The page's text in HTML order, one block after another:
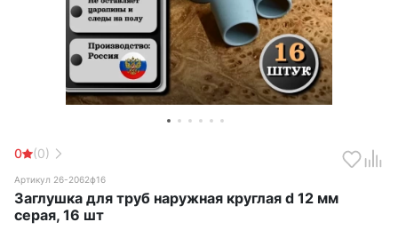
0 (0)
Артикул 26-2062ф16
Заглушка для труб наружная круглая d 12 мм
серая, 16 шт